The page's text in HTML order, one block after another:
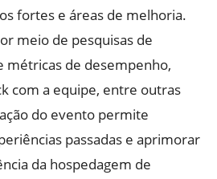
fortes e áreas de melhoria.
meio de pesquisas de
métricas de desempenho,
com a equipe, entre outras
do evento permite
passadas e aprimorar
da hospedagem de